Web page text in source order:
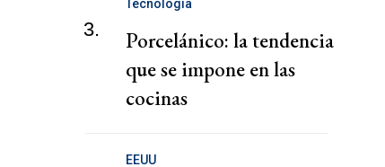
3.
Tecnología
Porcelánico: la tendencia
que se impone en las
cocinas
EEUU